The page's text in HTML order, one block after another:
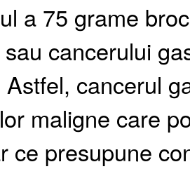
a 75 grame
cancerului
cancerul
maligne care
ce presupune